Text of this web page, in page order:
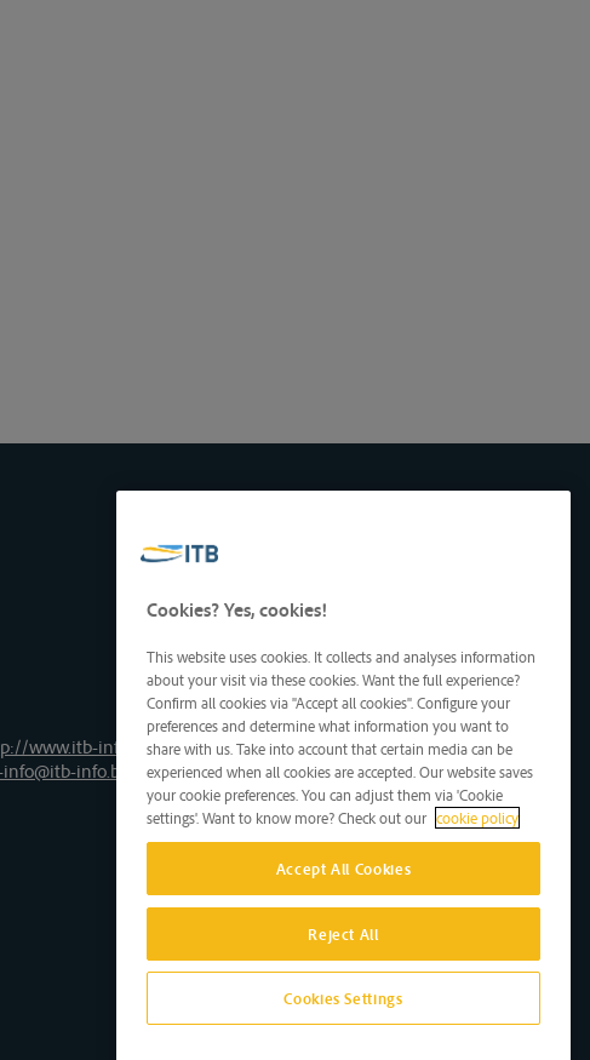
www.itb-info.be
info.be
Cookies? Yes, cookies!
This website uses cookies. It collects and analyses information
about your visit via these cookies. Want the full experience?
Confirm all cookies via "Accept all cookies". Configure your
preferences and determine what information you want to
share with us. Take into account that certain media can be
experienced when all cookies are accepted. Our website saves
your cookie preferences. You can adjust them via 'Cookie
settings'. Want to know more? Check out our cookie policy
Accept All Cookies
Reject All
Cookies Settings